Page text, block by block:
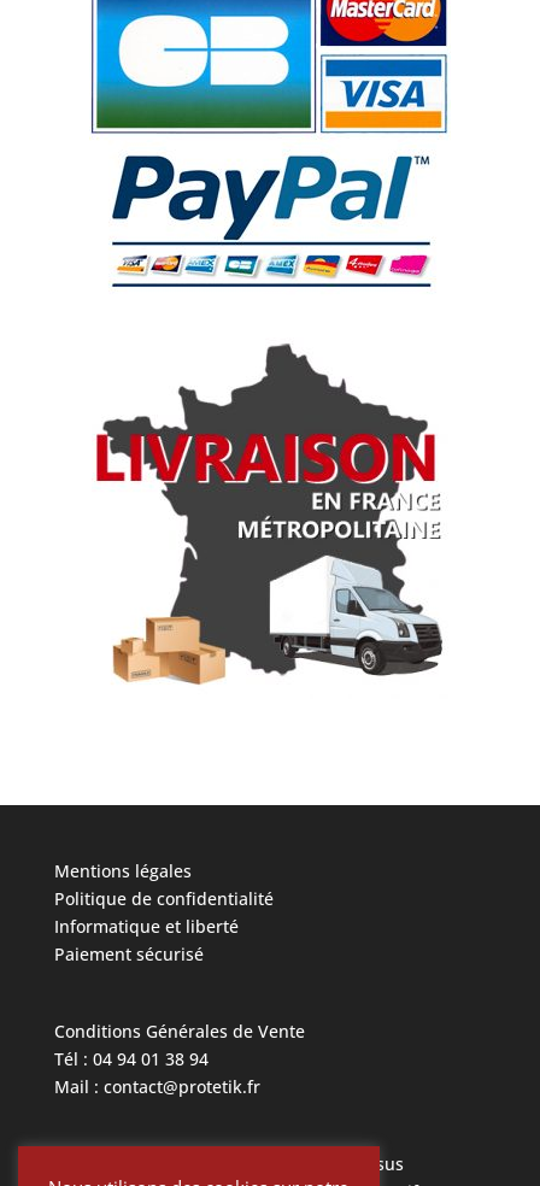
Mentions légales
Politique de confidentialité
Informatique et liberté
Paiement sécurisé
Conditions Générales de Vente
Tél : 04 94 01 38 94
Mail : contact@protetik.fr
Toutes les marques mentionnées ci dessus